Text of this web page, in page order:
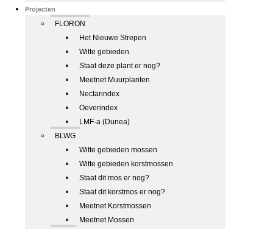
Projecten
FLORON
Het Nieuwe Strepen
Witte gebieden
Staat deze plant er nog?
Meetnet Muurplanten
Nectarindex
Oeverindex
LMF-a (Dunea)
BLWG
Witte gebieden mossen
Witte gebieden korstmossen
Staat dit mos er nog?
Staat dit korstmos er nog?
Meetnet Korstmossen
Meetnet Mossen